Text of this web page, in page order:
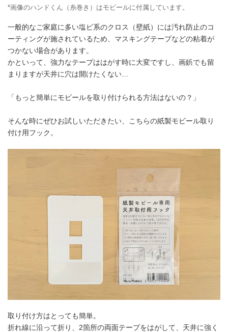
*画像のハンドくん（糸巻き）はモビールに付属しています。
一般的なご家庭に多い塩ビ系のクロス（壁紙）には汚れ防止のコ
ーティングが施されているため、マスキングテープなどの粘着が
つかない場合があります。
かといって、強力なテープははがす時に大変ですし、画鋲でも留
まりますが天井に穴は開けたくない…
「もっと簡単にモビールを取り付けられる方法はないの？」
そんな時にぜひお試しいただきたい、こちらの紙製モビール取り
付け用フック。
取り付け方はとっても簡単。
折れ線に沿って折り、2箇所の両面テープをはがして、天井に強く